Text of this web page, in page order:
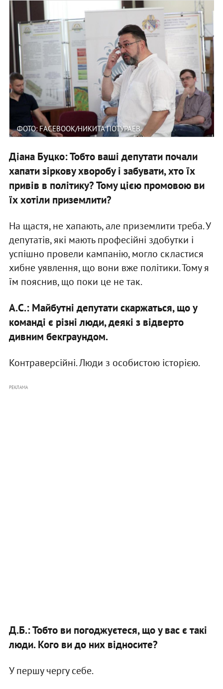
ФОТО: FACEBOOK/НИКИТА ПОТУРАЕВ
Діана Буцко: Тобто ваші депутати почали
хапати зіркову хворобу і забувати, хто їх
привів в політику? Тому цією промовою ви
їх хотіли приземлити?
На щастя, не хапають, але приземлити треба. У
депутатів, які мають професійні здобутки і
успішно провели кампанію, могло скластися
хибне уявлення, що вони вже політики. Тому я
їм пояснив, що поки це не так.
А.С.: Майбутні депутати скаржаться, що у
команді є різні люди, деякі з відверто
дивним бекграундом.
Контраверсійні. Люди з особистою історією.
РЕКЛАМА
Д.Б.: Тобто ви погоджуєтеся, що у вас є такі
люди. Кого ви до них відносите?
У першу чергу себе.